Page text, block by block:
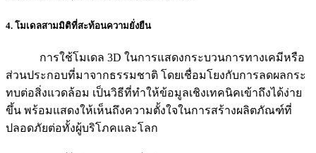
4. โมเดลสามมิติที่สะท้อนความยั่งยืน
การใช้โมเดล 3D ในการแสดงกระบวนการทางเคมีหรือ
ส่วนประกอบที่มาจากธรรมชาติ โดยเชื่อมโยงกับการลดผลกระ
ทบต่อสิ่งแวดล้อม เป็นวิธีที่ทำให้ข้อมูลเชิงเทคนิคเข้าถึงได้ง่าย
ขึ้น พร้อมแสดงให้เห็นถึงความตั้งใจในการสร้างผลิตภัณฑ์ที่
ปลอดภัยต่อทั้งผู้บริโภคและโลก